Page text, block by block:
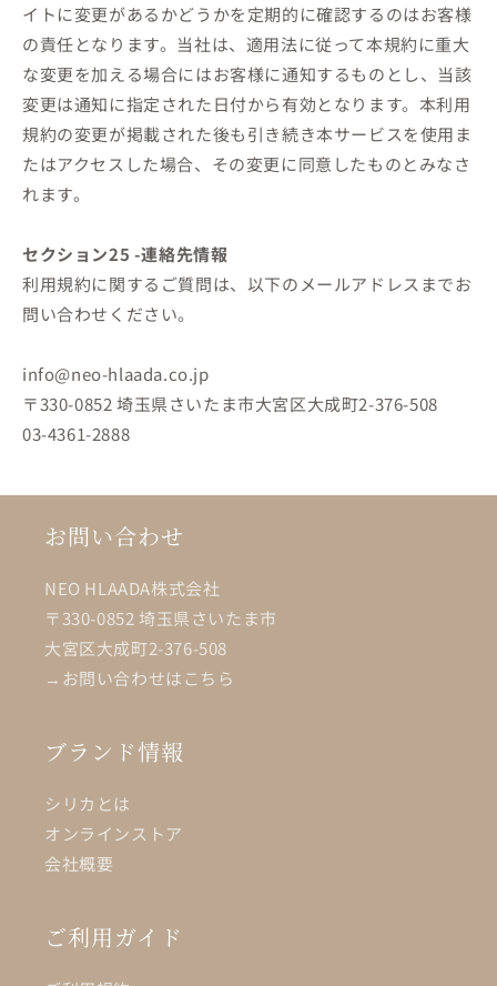
イトに変更があるかどうかを定期的に確認するのはお客様
の責任となります。当社は、適用法に従って本規約に重大
な変更を加える場合にはお客様に通知するものとし、当該
変更は通知に指定された日付から有効となります。本利用
規約の変更が掲載された後も引き続き本サービスを使用ま
たはアクセスした場合、その変更に同意したものとみなさ
れます。
セクション25 -連絡先情報
利用規約に関するご質問は、以下のメールアドレスまでお
問い合わせください。
info@neo-hlaada.co.jp
〒330-0852 埼玉県さいたま市大宮区大成町2-376-508
03-4361-2888
お問い合わせ
NEO HLAADA株式会社
〒330-0852 埼玉県さいたま市
大宮区大成町2-376-508
→お問い合わせはこちら
ブランド情報
シリカとは
オンラインストア
会社概要
ご利用ガイド